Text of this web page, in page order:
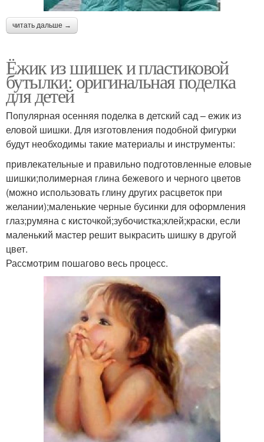
читать дальше →
Ёжик из шишек и пластиковой
бутылки: оригинальная поделка
для детей
Популярная осенняя поделка в детский сад – ежик из
еловой шишки. Для изготовления подобной фигурки
будут необходимы такие материалы и инструменты:
привлекательные и правильно подготовленные еловые
шишки;полимерная глина бежевого и черного цветов
(можно использовать глину других расцветок при
желании);маленькие черные бусинки для оформления
глаз;румяна с кисточкой;зубочистка;клей;краски, если
маленький мастер решит выкрасить шишку в другой
цвет.
Рассмотрим пошагово весь процесс.